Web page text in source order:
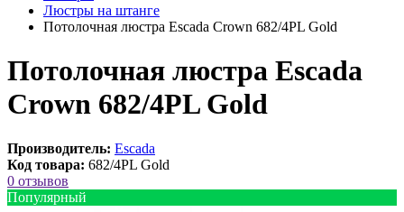
Люстры на штанге
Потолочная люстра Escada Crown 682/4PL Gold
Потолочная люстра Escada
Crown 682/4PL Gold
Производитель: Escada
Код товара: 682/4PL Gold
0 отзывов
Популярный